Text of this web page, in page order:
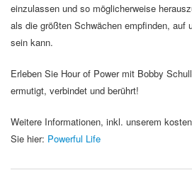
einzulassen und so möglicherweise
als die größten Schwächen empfinden, auf
sein kann.
Erleben Sie Hour of Power mit Bobby
ermutigt, verbindet und berührt!
Weitere Informationen, inkl. unserem
Sie hier: Powerful Life